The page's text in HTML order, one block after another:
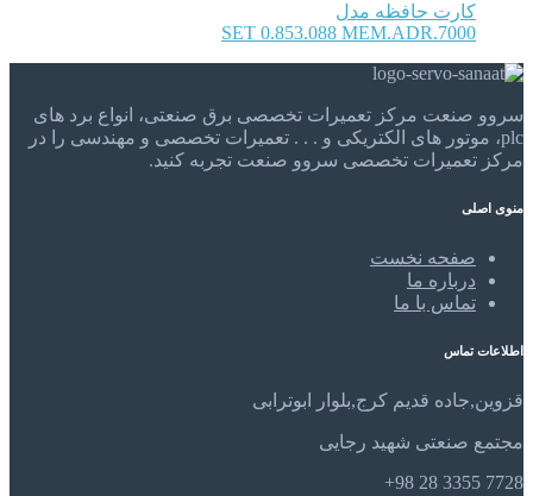
کارت حافظه مدل
SET 0.853.088 MEM.ADR.7000
سروو صنعت مرکز تعمیرات تخصصی برق صنعتی، انواع برد های
plc، موتور های الکتریکی و . . . تعمیرات تخصصی و مهندسی را در
مرکز تعمیرات تخصصی سروو صنعت تجربه کنید.
منوی اصلی
صفحه نخست
درباره ما
تماس با ما
اطلاعات تماس
قزوین,جاده قدیم کرج,بلوار ابوترابی
مجتمع صنعتی شهید رجایی
7728 3355 28 98+